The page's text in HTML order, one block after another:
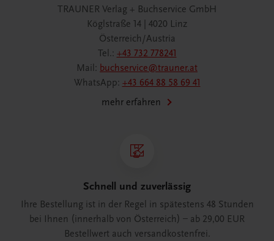
TRAUNER Verlag + Buchservice GmbH
Köglstraße 14 | 4020 Linz
Österreich/Austria
Tel.: +43 732 778241
Mail: buchservice@trauner.at
WhatsApp: +43 664 88 58 69 41
mehr erfahren
Schnell und zuverlässig
Ihre Bestellung ist in der Regel in spätestens 48 Stunden
bei Ihnen (innerhalb von Österreich) – ab 29,00 EUR
Bestellwert auch versandkostenfrei.